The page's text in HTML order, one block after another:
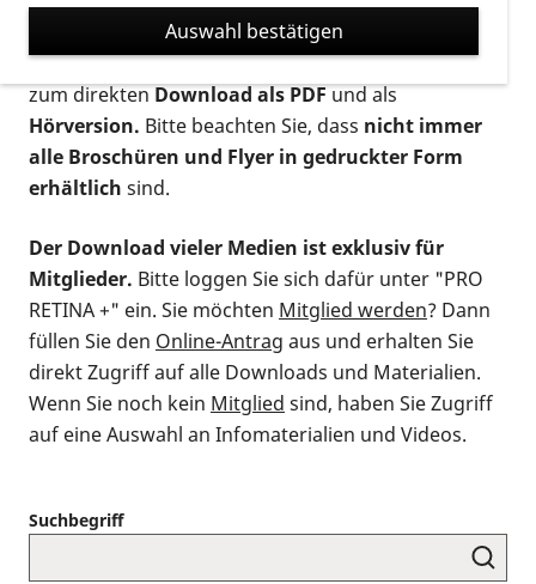
verschiedenen Formaten angeboten: zur
postalischen Bestellung als gedruckte Variante
zum direktenDownload als PDFund als
Hörversion. Bitte beachten Sie, dass nicht immer
alle Broschüren und Flyer in gedruckter Form
erhältlich sind.
Der Download vieler Medien ist exklusiv für
Mitglieder. Bitte loggen Sie sich dafür unter "PRO
RETINA +" ein. Sie möchten Mitglied werden? Dann
füllen Sie den Online-Antrag aus und erhalten Sie
direkt Zugriff auf alle Downloads und Materialien.
Wenn Sie noch kein Mitglied sind, haben Sie Zugriff
auf eine Auswahl an Infomaterialien und Videos.
Suchbegriff
Auswahl bestätigen